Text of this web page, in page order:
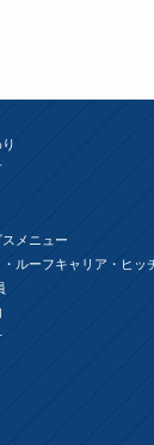
メニュー
・ルーフキャリア・ヒッ